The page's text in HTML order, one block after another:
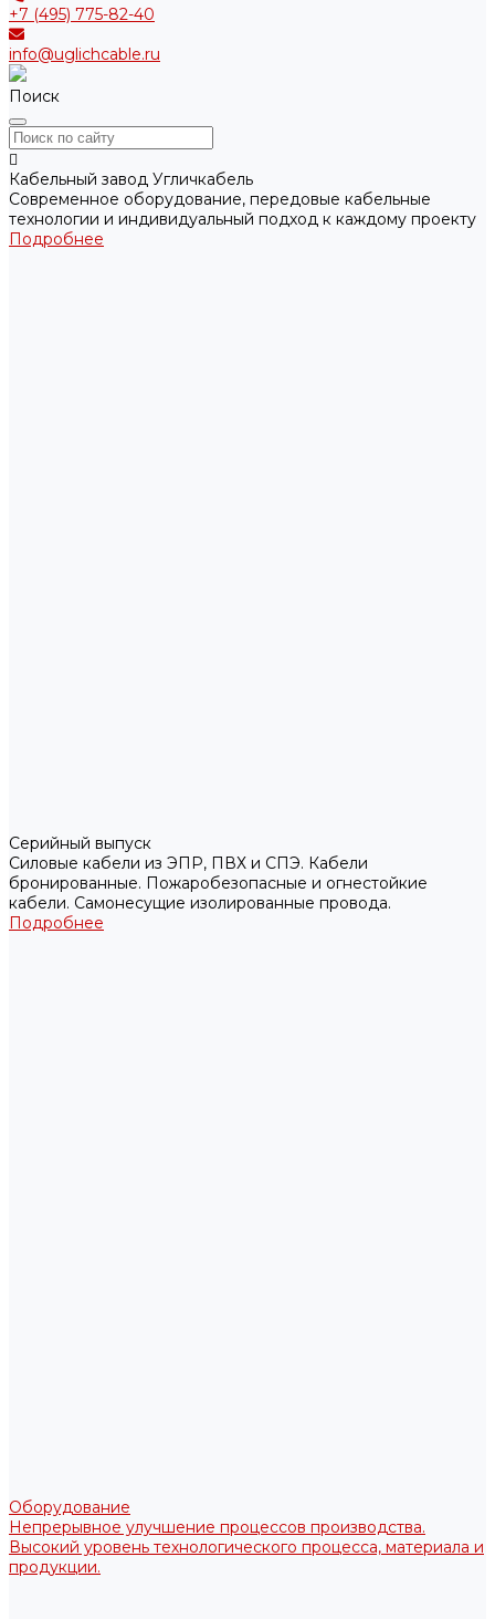
+7 (495) 775-82-40
info@uglichcable.ru
Поиск
Кабельный завод Угличкабель
Современное оборудование, передовые кабельные
технологии и индивидуальный подход к каждому проекту
Подробнее
Серийный выпуск
Силовые кабели из ЭПР, ПВХ и СПЭ. Кабели
бронированные. Пожаробезопасные и огнестойкие
кабели. Самонесущие изолированные провода.
Подробнее
Оборудование
Непрерывное улучшение процессов производства.
Высокий уровень технологического процесса, материала и
продукции.